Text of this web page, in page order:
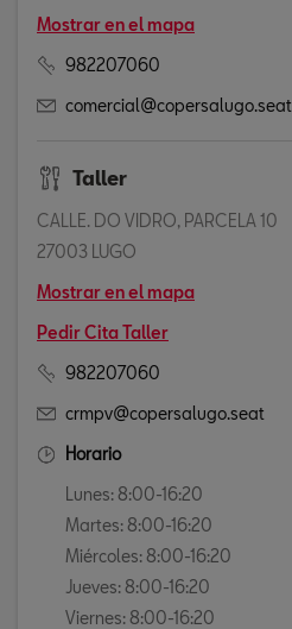
Mostrar en el mapa
982207060
comercial@copersalugo.seat
Taller
CALLE. DO VIDRO, PARCELA 10
27003 LUGO
Mostrar en el mapa
Pedir Cita Taller
982207060
crmpv@copersalugo.seat
Horario
Lunes: 8:00-16:20
Martes: 8:00-16:20
Miércoles: 8:00-16:20
Jueves: 8:00-16:20
Viernes: 8:00-16:20